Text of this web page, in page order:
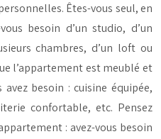
Êtes-vous seul, en
besoin d’un studio, d’un
chambres, d’un loft ou
l’appartement est meublé et
besoin : cuisine équipée,
confortable, etc. Pensez
: avez-vous besoin